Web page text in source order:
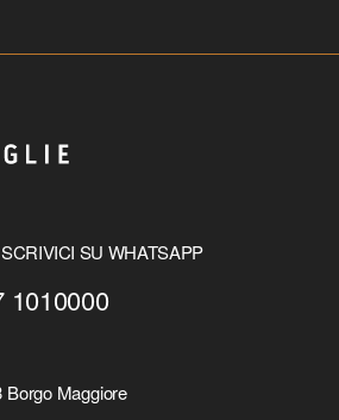
SU WHATSAPP
1010000
Borgo Maggiore